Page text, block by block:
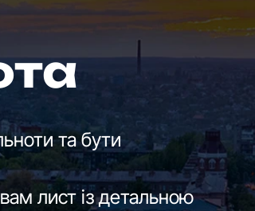
та бути
лист із детальною